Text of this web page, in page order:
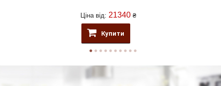
Ціна від: 21340 ₴
Купити